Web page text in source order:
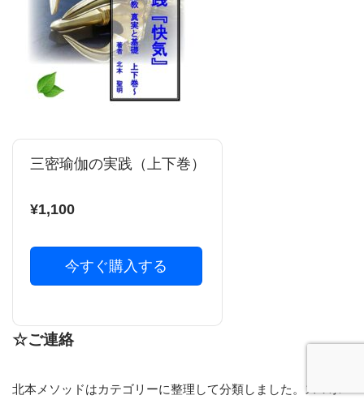
三密瑜伽の実践（上下巻）
¥1,100
今すぐ購入する
☆ご連絡
北本メソッドはカテゴリーに整理して分類しました。スマホ